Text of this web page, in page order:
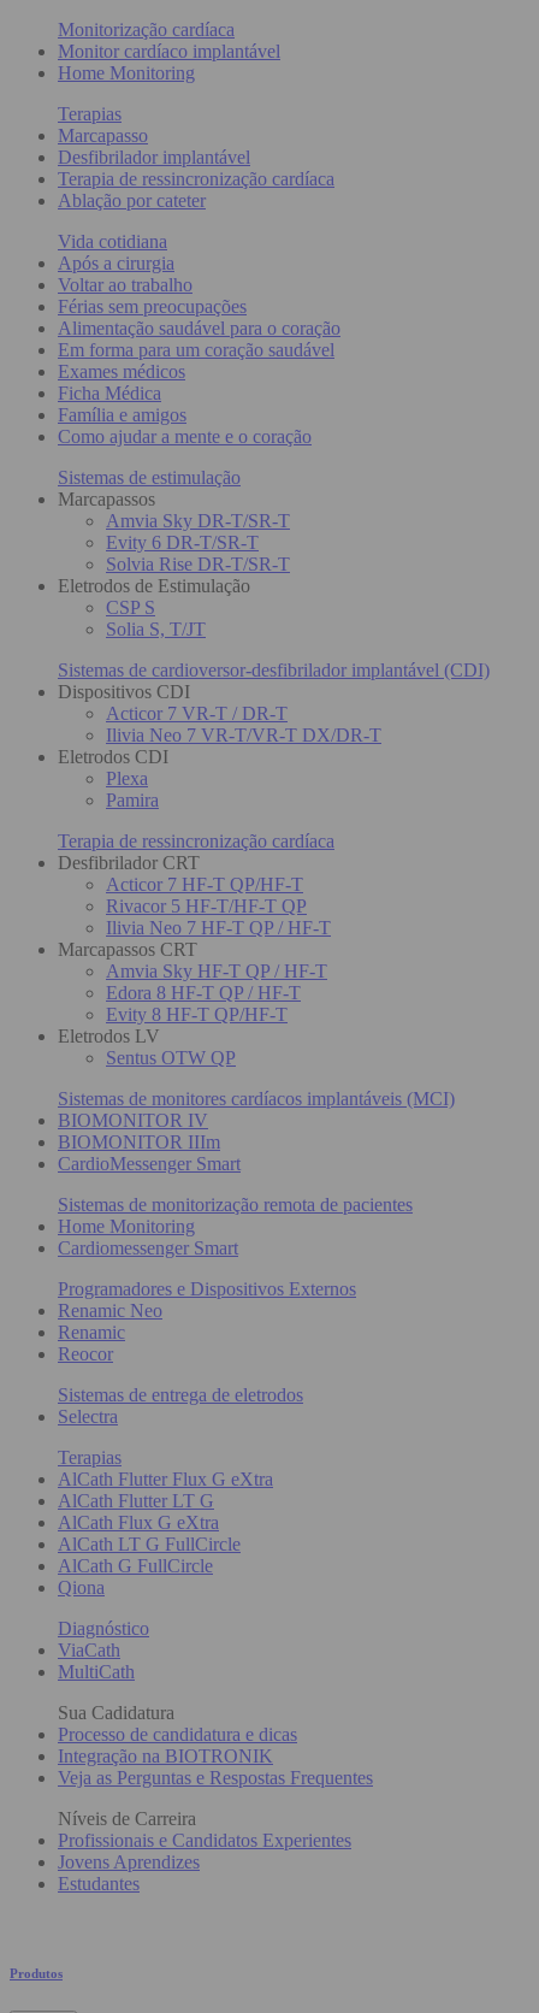
Monitorização cardíaca
Monitor cardíaco implantável
Home Monitoring
Terapias
Marcapasso
Desfibrilador implantável
Terapia de ressincronização cardíaca
Ablação por cateter
Vida cotidiana
Após a cirurgia
Voltar ao trabalho
Férias sem preocupações
Alimentação saudável para o coração
Em forma para um coração saudável
Exames médicos
Ficha Médica
Família e amigos
Como ajudar a mente e o coração
Sistemas de estimulação
Marcapassos
Amvia Sky DR-T/SR-T
Evity 6 DR-T/SR-T
Solvia Rise DR-T/SR-T
Eletrodos de Estimulação
CSP S
Solia S, T/JT
Sistemas de cardioversor-desfibrilador implantável (CDI)
Dispositivos CDI
Acticor 7 VR-T / DR-T
Ilivia Neo 7 VR-T/VR-T DX/DR-T
Eletrodos CDI
Plexa
Pamira
Terapia de ressincronização cardíaca
Desfibrilador CRT
Acticor 7 HF-T QP/HF-T
Rivacor 5 HF-T/HF-T QP
Ilivia Neo 7 HF-T QP / HF-T
Marcapassos CRT
Amvia Sky HF-T QP / HF-T
Edora 8 HF-T QP / HF-T
Evity 8 HF-T QP/HF-T
Eletrodos LV
Sentus OTW QP
Sistemas de monitores cardíacos implantáveis (MCI)
BIOMONITOR IV
BIOMONITOR IIIm
CardioMessenger Smart
Sistemas de monitorização remota de pacientes
Home Monitoring
Cardiomessenger Smart
Programadores e Dispositivos Externos
Renamic Neo
Renamic
Reocor
Sistemas de entrega de eletrodos
Selectra
Terapias
AlCath Flutter Flux G eXtra
AlCath Flutter LT G
AlCath Flux G eXtra
AlCath LT G FullCircle
AlCath G FullCircle
Qiona
Diagnóstico
ViaCath
MultiCath
Sua Cadidatura
Processo de candidatura e dicas
Integração na BIOTRONIK
Veja as Perguntas e Respostas Frequentes
Níveis de Carreira
Profissionais e Candidatos Experientes
Jovens Aprendizes
Estudantes
Produtos